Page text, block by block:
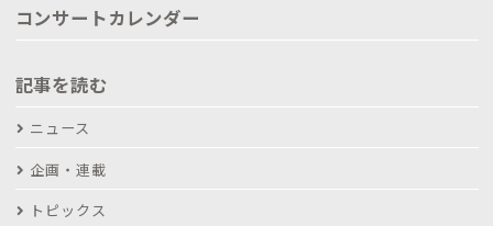
コンサートカレンダー
記事を読む
ニュース
企画・連載
トピックス